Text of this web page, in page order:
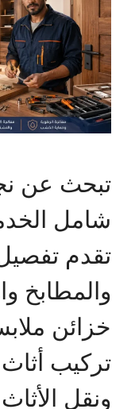
تبحث عن
شامل
تقدم
والمطابخ
خزائن
تركيب
ونقل